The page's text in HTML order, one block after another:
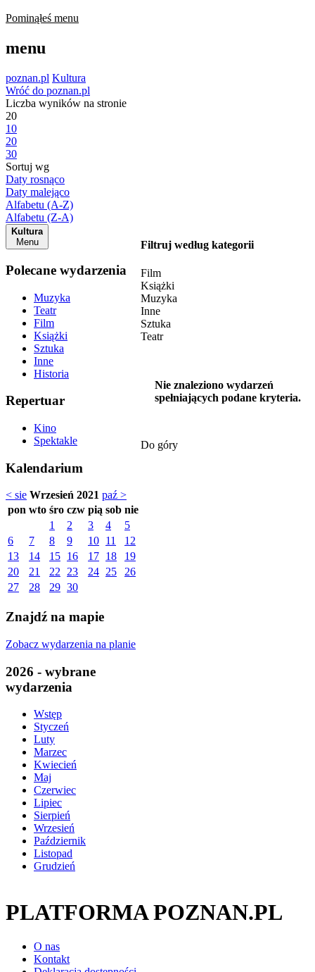
Pominąłeś menu
menu
poznan.pl Kultura
Wróć do poznan.pl
Liczba wyników na stronie
20
10
20
30
Sortuj wg
Daty rosnąco
Daty malejąco
Alfabetu (A-Z)
Alfabetu (Z-A)
Kultura
Menu
Polecane wydarzenia
Muzyka
Teatr
Film
Książki
Sztuka
Inne
Historia
Repertuar
Kino
Spektakle
Kalendarium
< sie Wrzesień 2021 paź >
pon wto śro czw pią sob nie
1
2 3 4
5
6
7 8 9 10 11
12
13
14 15 16 17 18
19
20
21 22 23 24 25
26
27
28 29 30
Znajdź na mapie
Zobacz wydarzenia na planie
2026 - wybrane
wydarzenia
Wstęp
Styczeń
Luty
Marzec
Kwiecień
Maj
Czerwiec
Lipiec
Sierpień
Wrzesień
Październik
Listopad
Grudzień
Filtruj według kategorii
Film
Książki
Muzyka
Inne
Sztuka
Teatr
Nie znaleziono wydarzeń
spełniających podane kryteria.
Do góry
PLATFORMA POZNAN.PL
O nas
Kontakt